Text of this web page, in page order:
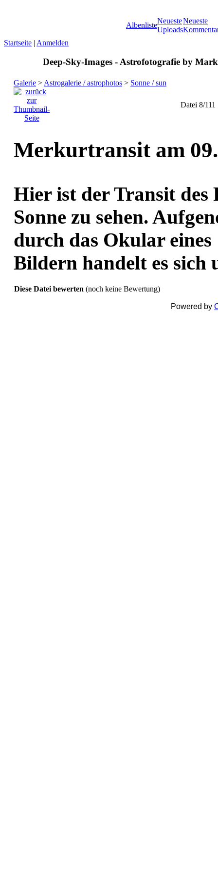
Albenliste
Neueste
Uploads
Neueste
Startseite | Anmelden
Deep-Sky-Images - Astrofotografie by
Galerie >Astrogalerie / astrophotos > Sonne / sun
Datei 8/111
Merkurtransit am
Hier ist der Transit
Sonne zu sehen.
durch das Okular
Bildern handelt es sich
Diese Datei bewerten (noch keine Bewertung)
Powered by